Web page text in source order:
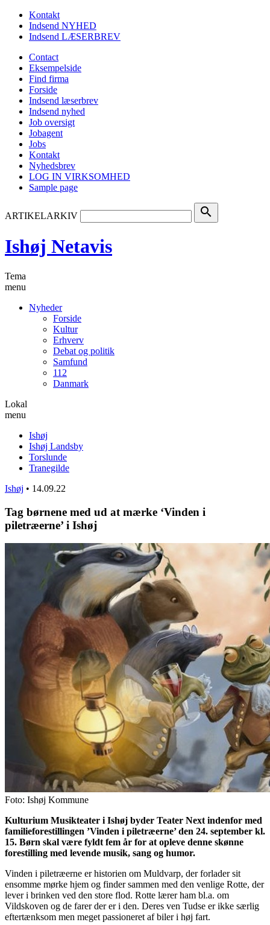
Kontakt
Indsend NYHED
Indsend LÆSERBREV
Contact
Eksempelside
Find firma
Forside
Indsend læserbrev
Indsend nyhed
Job oversigt
Jobagent
Jobs
Kontakt
Nyhedsbrev
LOG IN VIRKSOMHED
Sample page
ARTIKELARKIV search
Ishøj Netavis
Tema
menu
Nyheder
Forside
Kultur
Erhverv
Debat og politik
Samfund
112
Danmark
Lokal
menu
Ishøj
Ishøj Landsby
Torslunde
Tranegilde
Ishøj • 14.09.22
Tag børnene med ud at mærke ‘Vinden i
piletræerne’ i Ishøj
Foto: Ishøj Kommune
Kulturium Musikteater i Ishøj byder Teater Next indenfor med
familieforestillingen ’Vinden i piletræerne’ den 24. september kl.
15. Børn skal være fyldt fem år for at opleve denne skønne
forestilling med levende musik, sang og humor.
Vinden i piletræerne er historien om Muldvarp, der forlader sit
ensomme mørke hjem og finder sammen med den venlige Rotte, der
lever i brinken ved den store flod. Rotte lærer ham bl.a. om
Vildskoven og de farer der er i den. Deres ven Tudse er ikke særlig
eftertænksom men meget passioneret af biler i høj fart.